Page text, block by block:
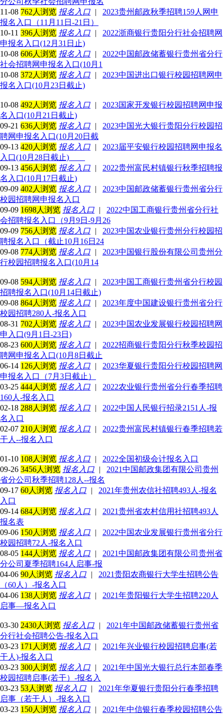
11-08 762人浏览 报名入口 |
2023贵州邮政秋季招聘159人网申
报名入口（11月11日-21日）
10-11 396人浏览 报名入口 |
2022浙商银行贵阳分行社会招聘网
申报名入口(12月31日止)
10-08 606人浏览 报名入口 |
2022中国邮政储蓄银行贵州省分行
社会招聘网申报名入口(10月1
10-08 372人浏览 报名入口 |
2023中国进出口银行校园招聘网申
报名入口(10月23日截止)
10-08 492人浏览 报名入口 |
2023国家开发银行校园招聘网申报
名入口(10月21日截止)
09-21 636人浏览 报名入口 |
2023中国光大银行贵阳分行校园招
聘网申报名入口(10月20日截
09-13 420人浏览 报名入口 |
2023届平安银行校园招聘网申报名
入口(10月28日截止)
09-13 456人浏览 报名入口 |
2022贵州富民村镇银行秋季招聘报
名入口(10月17日截止)
09-09 402人浏览 报名入口 |
2023中国邮政储蓄银行贵州省分行
校园招聘网申报名入口
09-09 1698人浏览 报名入口 |
2022中国工商银行贵州省分行社
会招聘报名入口（9月9日-9月26
09-09 756人浏览 报名入口 |
2023中国农业银行贵州分行校园招
聘报名入口（截止10月16日24
09-08 774人浏览 报名入口 |
2023中国银行股份有限公司贵州分
行校园招聘报名入口(10月14
09-08 594人浏览 报名入口 |
2023中国工商银行贵州省分行校园
招聘报名入口(10月14日截止)
09-08 864人浏览 报名入口 |
2023年度中国建设银行贵州省分行
校园招聘280人-报名入口
08-31 702人浏览 报名入口 |
2023中国农业发展银行校园招聘网
申入口(9月1日-23日)
08-23 600人浏览 报名入口 |
2022招商银行贵阳分行秋季校园招
聘网申报名入口(10月8日截止
06-14 126人浏览 报名入口 |
2023华夏银行贵阳分行校园招聘网
申报名入口（7月3日截止）
03-25 444人浏览 报名入口 |
2022农业银行贵州省分行春季招聘
160人-报名入口
02-18 288人浏览 报名入口 |
2022中国人民银行招录2151人-报
名入口
02-07 210人浏览 报名入口 |
2022贵州富民村镇银行春季招聘若
干人--报名入口
01-10 108人浏览 报名入口 |
2022全国初级会计报名入口
09-26 3456人浏览 报名入口 |
2021中国邮政集团有限公司贵州
省分公司秋季招聘128人--报名
09-17 60人浏览 报名入口 |
2021年贵州农信社招聘493人-报名
入口
09-14 684人浏览 报名入口 |
2021贵州省农村信用社招聘493人
报名表
09-06 150人浏览 报名入口 |
2022中国农业发展银行贵州省分行
校园招聘72人-报名入口
08-05 144人浏览 报名入口 |
2021中国邮政集团有限公司贵州省
分公司夏季招聘164人启事-报
04-06 90人浏览 报名入口 |
2021贵阳农商银行大学生招聘公告
（60人）-报名入口
04-06 138人浏览 报名入口 |
2021年贵阳银行大学生招聘220人
启事—报名入口
03-30 2430人浏览 报名入口 |
2021年中国邮政储蓄银行贵州省
分行社会招聘公告-报名入口
03-23 171人浏览 报名入口 |
2021年兴业银行校园招聘启事(若
干人)-报名入口
03-23 300人浏览 报名入口 |
2021年中国光大银行总行本部春季
校园招聘启事(若干）-报名入
03-23 53人浏览 报名入口 |
2021年华夏银行贵阳分行春季招聘
启事（若干人）-报名入口
03-23 150人浏览 报名入口 |
2021年中信银行春季校园招聘公告